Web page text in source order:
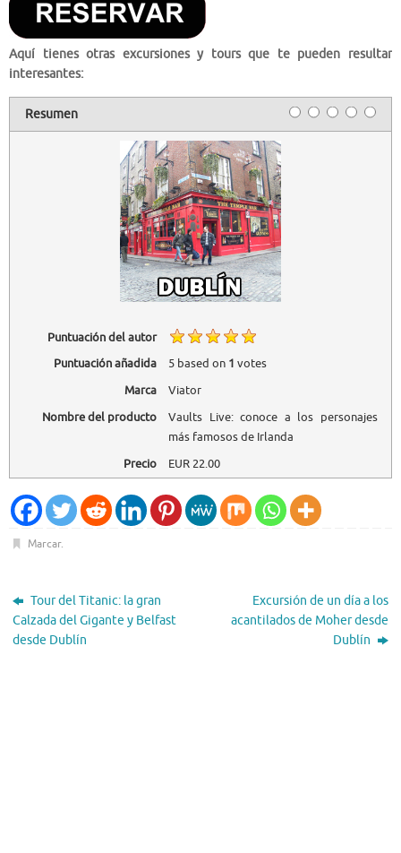
Aquí tienes otras excursiones y tours que te pueden resultar
interesantes:
Resumen
Puntuación del autor
Puntuación añadida
5based on 1 votes
Marca
Viator
Nombre del producto
Vaults Live: conoce a los personajes
más famosos de Irlanda
Precio
EUR22.00
Marcar.
Tour del Titanic: la gran
Calzada del Gigante y Belfast
desde Dublín
Excursión de un día a los
acantilados de Moher desde
Dublín